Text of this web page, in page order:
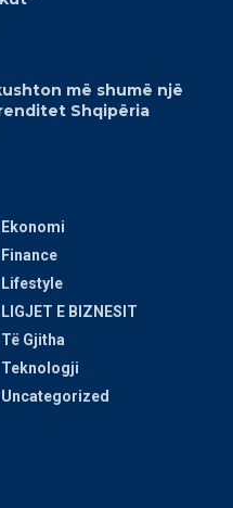
më shumë një
Shqipëria
Ekonomi
Finance
Lifestyle
LIGJET E BIZNESIT
Të Gjitha
Teknologji
Uncategorized